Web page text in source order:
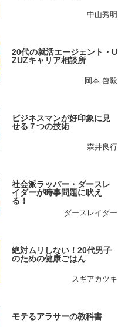
中山秀明
20代の就活エージェント・U
ZUZキャリア相談所
岡本 啓毅
ビジネスマンが好印象に見
せる７つの技術
森井良行
社会派ラッパー・ダースレ
イダーが時事問題に吠え
る！
ダースレイダー
絶対ムリしない！20代男子
のための健康ごはん
スギアカツキ
モテるアラサーの教科書